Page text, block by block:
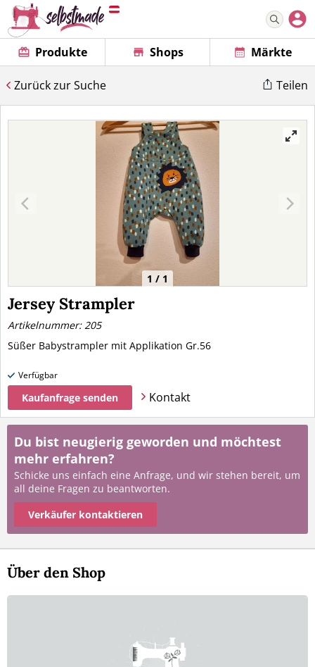
Produkte Shops Märkte
Zurück zur Suche Teilen
1 / 1
Jersey Strampler
Artikelnummer: 205
Süßer Babystrampler mit Applikation Gr.56
Verfügbar
Kaufanfrage senden Kontakt
Du bist neugierig geworden und möchtest
mehr erfahren?
Schicke uns einfach eine Anfrage, und wir stehen bereit, um
all deine Fragen zu beantworten.
Verkäufer kontaktieren
Über den Shop